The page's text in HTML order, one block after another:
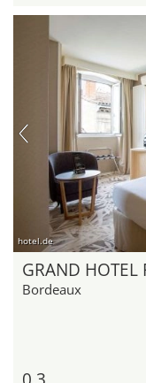
hotel.de
GRAND HOTEL
Bordeaux